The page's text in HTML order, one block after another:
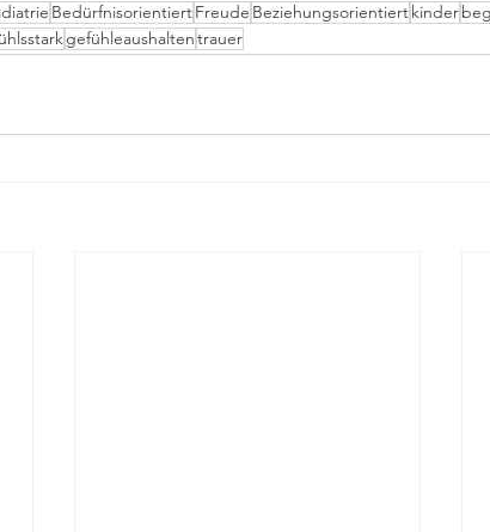
BedürfnisorientiertFreude Beziehungsorientiertkinder
gefühleaushaltentrauer